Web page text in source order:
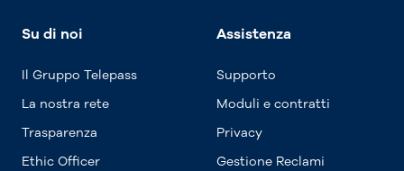
Su di noi
Il Gruppo Telepass
La nostra rete
Trasparenza
Ethic Officer
Assistenza
Supporto
Moduli e contratti
Privacy
Gestione Reclami